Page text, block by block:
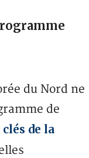
du Nord ne
de
de la